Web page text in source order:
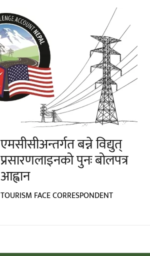
एमसीसीअन्तर्गत बन्ने विद्युत्
प्रसारणलाइनको पुनः बोलपत्र
आह्वान
TOURISM FACE CORRESPONDENT